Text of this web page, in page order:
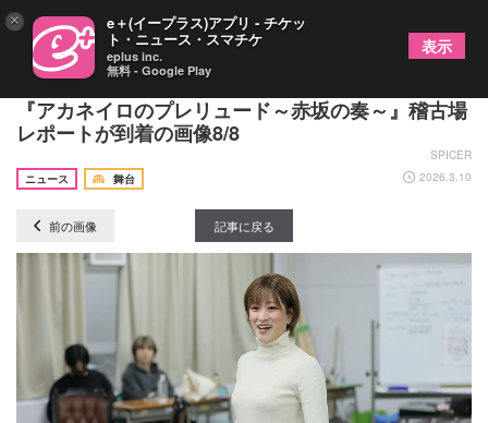
開幕間近！ 水田航生、小野塚勇人ら出演の音楽劇
『アカネイロのプレリュード～赤坂の奏～』稽古場
レポートが到着の画像8/8
SPICER
ニュース
舞台 2026.3.10
前の画像 記事に戻る
× e＋(イープラス)アプリ - チケッ
ト・ニュース・スマチケ
eplus inc.
無料 - Google Play
表示